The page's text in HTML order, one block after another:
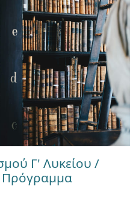
Γ' Λυκείου /
Πρόγραμμα